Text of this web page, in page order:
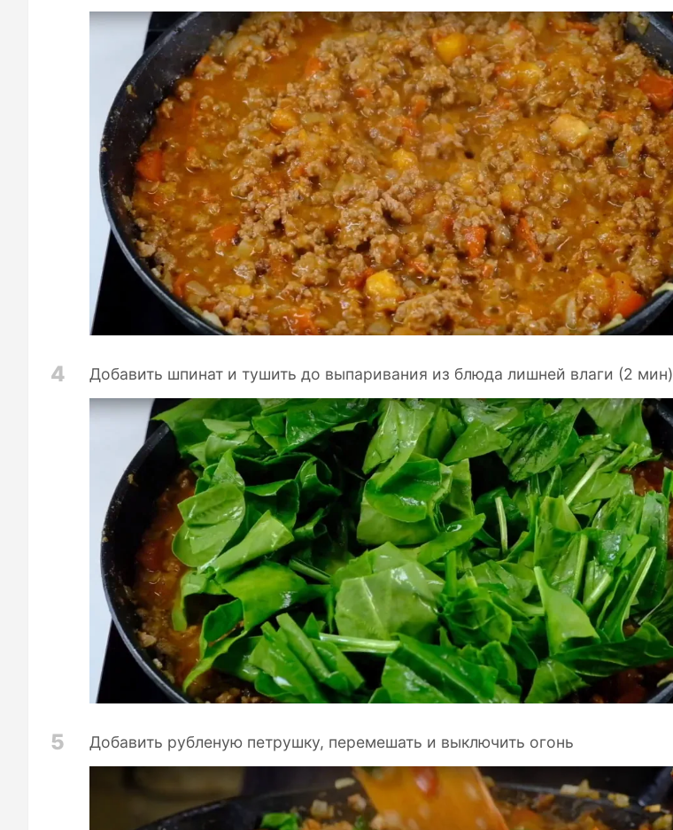
4 Добавить шпинат и тушить до выпаривания из блюда лишней влаги (2 мин)
5 Добавить рубленую петрушку, перемешать и выключить огонь